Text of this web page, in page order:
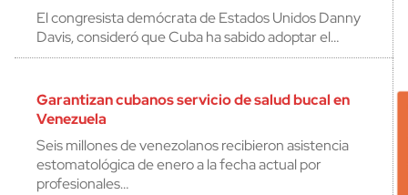
El congresista demócrata de Estados Unidos Danny
Davis, consideró que Cuba ha sabido adoptar el…
Garantizan cubanos servicio de salud bucal en
Venezuela
Seis millones de venezolanos recibieron asistencia
estomatológica de enero a la fecha actual por
profesionales…